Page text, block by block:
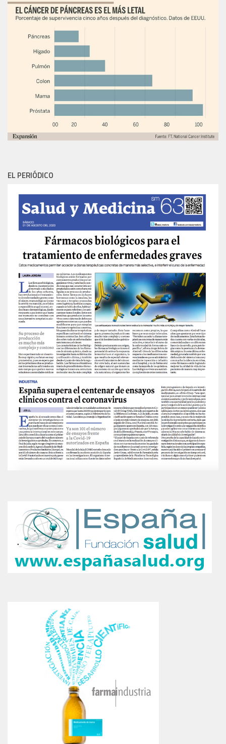
EL PERIÓDICO